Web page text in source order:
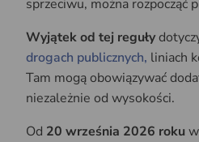
sprzeciwu, można rozpocząć
Wyjątek od tej reguły
drogach publicznych, liniach
Tam mogą obowiązywać
niezależnie od wysokości.
Od 20 września 2026 roku